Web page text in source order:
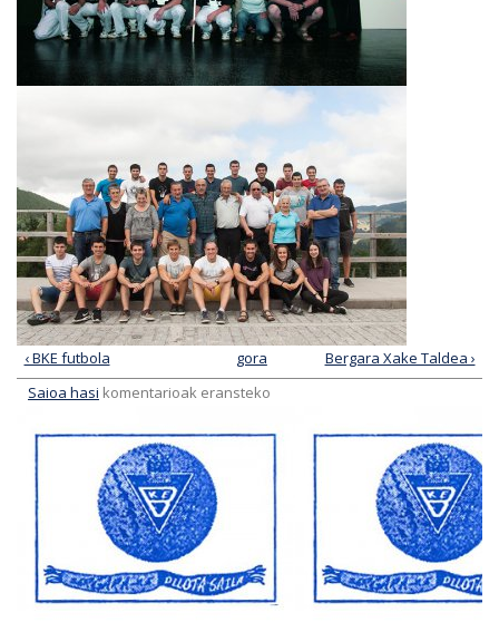
‹ BKE futbola gora
Bergara Xake Taldea ›
Saioa hasi komentarioak eransteko